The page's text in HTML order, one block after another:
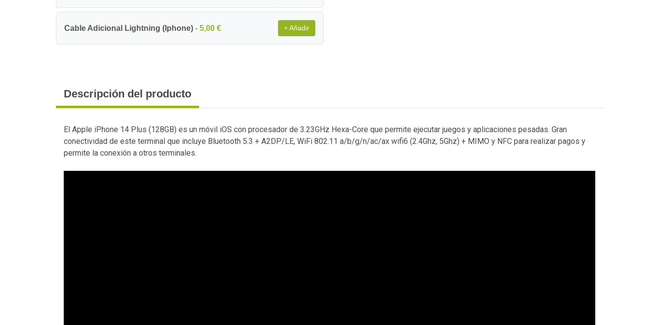
Cable Adicional Lightning (Iphone) - 5,00 € + Añadir
Descripción del producto
El Apple iPhone 14 Plus (128GB) es un móvil iOS con procesador de 3.23GHz Hexa-Core que permite ejecutar juegos y aplicaciones pesadas. Gran
conectividad de este terminal que incluye Bluetooth 5.3 + A2DP/LE, WiFi 802.11 a/b/g/n/ac/ax wifi6 (2.4Ghz, 5Ghz) + MIMO y NFC para realizar pagos y
permite la conexión a otros terminales.